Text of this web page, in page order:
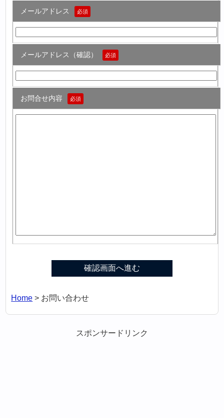
メールアドレス 必須
メールアドレス（確認） 必須
お問合せ内容 必須
Home > お問い合わせ
スポンサードリンク